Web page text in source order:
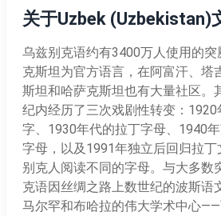
关于Uzbek (Uzbekistan)
乌兹别克语约有3400万人使用的
克斯坦为官方语言，在阿富汗、塔
斯坦和哈萨克斯坦也有大量社区。
纪内经历了三次戏剧性转变：
字、1930年代的拉丁字母、1940
字母，以及1991年独立后回归拉
别克人阅读不同的字母。与大多数
克语因丝绸之路上数世纪的波斯
马尔罕和布哈拉的伟大学术中心